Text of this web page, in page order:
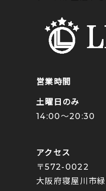
営業時間
土曜日のみ
14:00〜20:30
アクセス
〒572-0022
大阪府寝屋川市